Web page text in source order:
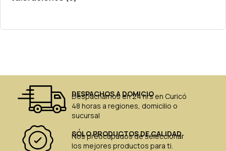
DESPACHOS A DOMICIO
Despachamos en 24 hrs en Curicó
48 horas a regiones, domicilio o
sucursal
SÓLO PRODUCTOS DE CALIDAD
Nos preocupados de seleccionar
los mejores productos para ti.